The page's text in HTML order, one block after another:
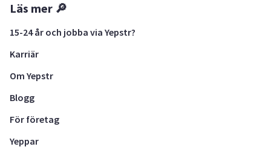
Läs mer 🔎
15-24 år och jobba via Yepstr?
Karriär
Om Yepstr
Blogg
För företag
Yeppar